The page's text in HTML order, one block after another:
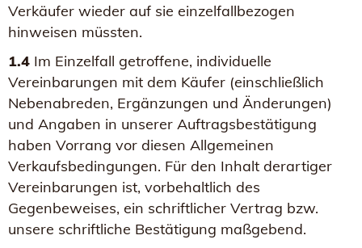
Verkäufer wieder auf sie einzelfallbezogen
hinweisen müssten.
1.4 Im Einzelfall getroffene, individuelle
Vereinbarungen mit dem Käufer (einschließlich
Nebenabreden, Ergänzungen und Änderungen)
und Angaben in unserer Auftragsbestätigung
haben Vorrang vor diesen Allgemeinen
Verkaufsbedingungen. Für den Inhalt derartiger
Vereinbarungen ist, vorbehaltlich des
Gegenbeweises, ein schriftlicher Vertrag bzw.
unsere schriftliche Bestätigung maßgebend.